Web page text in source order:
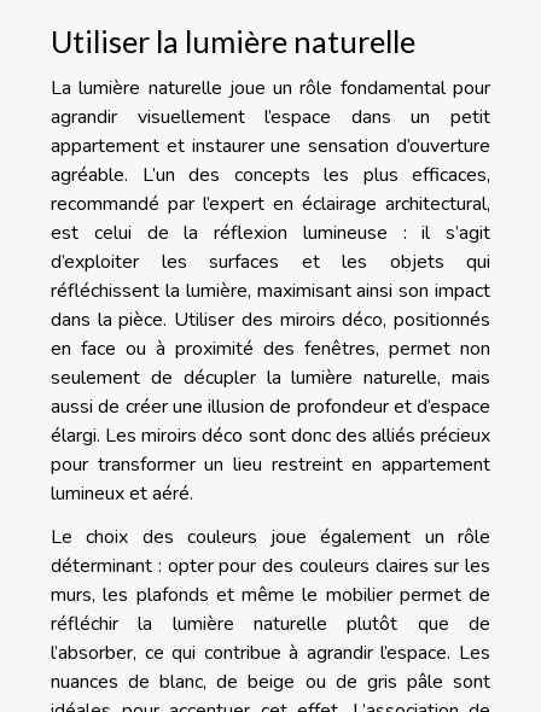
Utiliser la lumière naturelle
La lumière naturelle joue un rôle fondamental pour
agrandir visuellement l’espace dans un petit
appartement et instaurer une sensation d’ouverture
agréable. L’un des concepts les plus efficaces,
recommandé par l’expert en éclairage architectural,
est celui de la réflexion lumineuse : il s’agit
d’exploiter les surfaces et les objets qui
réfléchissent la lumière, maximisant ainsi son impact
dans la pièce. Utiliser des miroirs déco, positionnés
en face ou à proximité des fenêtres, permet non
seulement de décupler la lumière naturelle, mais
aussi de créer une illusion de profondeur et d’espace
élargi. Les miroirs déco sont donc des alliés précieux
pour transformer un lieu restreint en appartement
lumineux et aéré.
Le choix des couleurs joue également un rôle
déterminant : opter pour des couleurs claires sur les
murs, les plafonds et même le mobilier permet de
réfléchir la lumière naturelle plutôt que de
l’absorber, ce qui contribue à agrandir l’espace. Les
nuances de blanc, de beige ou de gris pâle sont